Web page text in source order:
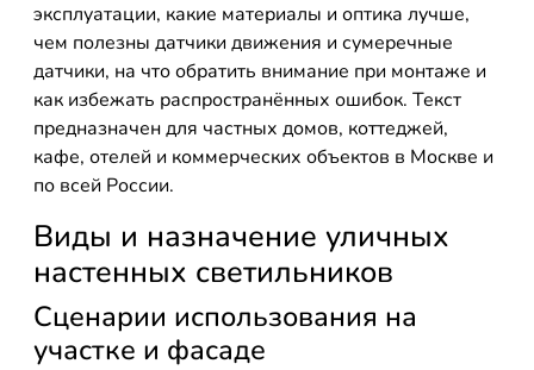
эксплуатации, какие материалы и оптика лучше,
чем полезны датчики движения и сумеречные
датчики, на что обратить внимание при монтаже и
как избежать распространённых ошибок. Текст
предназначен для частных домов, коттеджей,
кафе, отелей и коммерческих объектов в Москве и
по всей России.
Виды и назначение уличных
настенных светильников
Сценарии использования на
участке и фасаде